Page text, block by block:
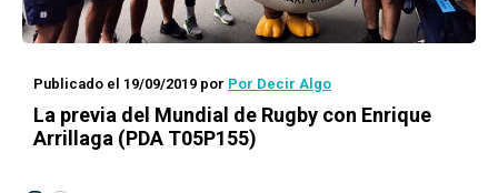
Publicado el 19/09/2019 por Por Decir Algo
La previa del Mundial de Rugby con Enrique
Arrillaga (PDA T05P155)